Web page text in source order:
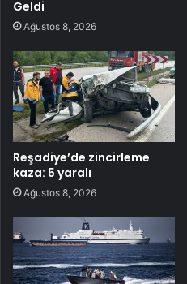
Geldi
Ağustos 8, 2026
Reşadiye’de zincirleme
kaza: 5 yaralı
Ağustos 8, 2026